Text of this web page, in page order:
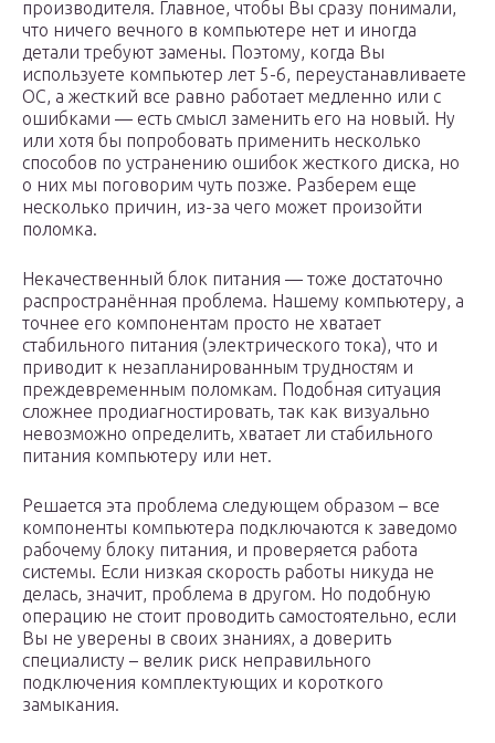
производителя. Главное, чтобы Вы сразу понимали,
что ничего вечного в компьютере нет и иногда
детали требуют замены. Поэтому, когда Вы
используете компьютер лет 5-6, переустанавливаете
ОС, а жесткий все равно работает медленно или с
ошибками — есть смысл заменить его на новый. Ну
или хотя бы попробовать применить несколько
способов по устранению ошибок жесткого диска, но
о них мы поговорим чуть позже. Разберем еще
несколько причин, из-за чего может произойти
поломка.
Некачественный блок питания — тоже достаточно
распространённая проблема. Нашему компьютеру, а
точнее его компонентам просто не хватает
стабильного питания (электрического тока), что и
приводит к незапланированным трудностям и
преждевременным поломкам. Подобная ситуация
сложнее продиагностировать, так как визуально
невозможно определить, хватает ли стабильного
питания компьютеру или нет.
Решается эта проблема следующем образом – все
компоненты компьютера подключаются к заведомо
рабочему блоку питания, и проверяется работа
системы. Если низкая скорость работы никуда не
делась, значит, проблема в другом. Но подобную
операцию не стоит проводить самостоятельно, если
Вы не уверены в своих знаниях, а доверить
специалисту – велик риск неправильного
подключения комплектующих и короткого
замыкания.